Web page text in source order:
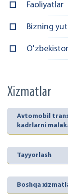
Faoliyatlar
Bizning
Xizmatlar
Avtomobil
kadrlarni
Tayyorlash
Boshqa